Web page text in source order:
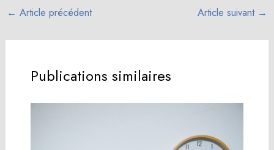
remettre ?
greffe de cheveux
← Article précédent Article suivant →
Publications similaires